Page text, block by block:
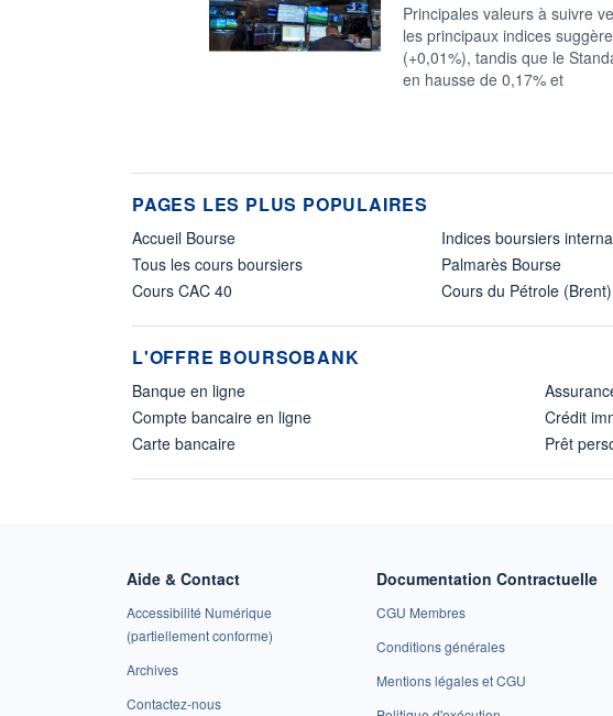
Principales valeurs à suivre
les principaux indices
(+0,01%), tandis que le
en hausse de 0,17% et
PAGES LES PLUS POPULAIRES
Accueil Bourse
Tous les cours boursiers
Cours CAC 40
Indices boursiers
Palmarès Bourse
Cours du Pétrole (Brent)
L'OFFRE BOURSOBANK
Banque en ligne
Compte bancaire en ligne
Carte bancaire
Crédit
Prêt
Aide & Contact
Accessibilité Numérique
(partiellement conforme)
Archives
Contactez-nous
Documentation Contractuelle
CGU Membres
Conditions générales
Mentions légales et CGU